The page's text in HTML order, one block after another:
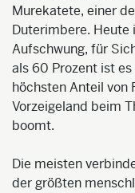
Murekatete, einer
Duterimbere.
Aufschwung, für
als 60 Prozent ist
höchsten Anteil von
Vorzeigeland beim
boomt.
Die meisten
der größten